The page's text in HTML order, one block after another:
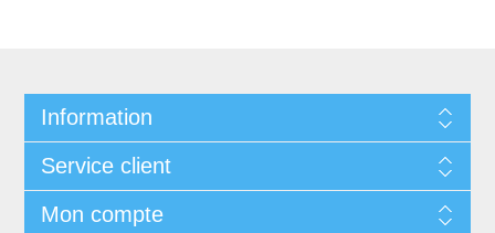
Information
Service client
Mon compte